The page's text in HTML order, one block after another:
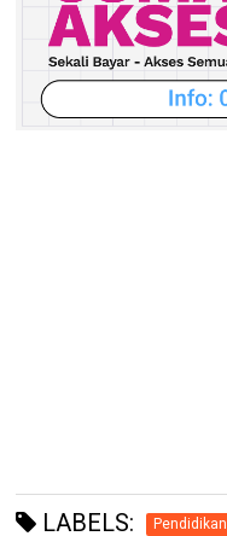
LABELS: Pendidikan